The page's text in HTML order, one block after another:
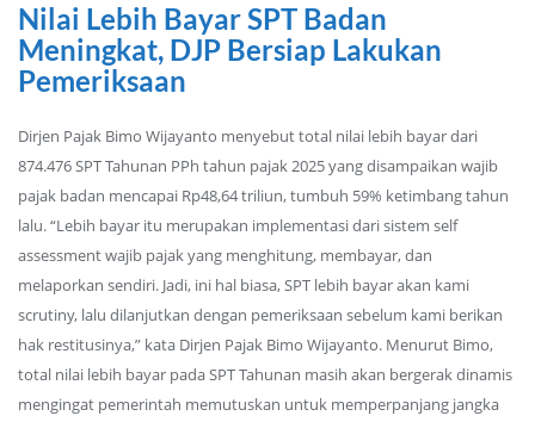
Nilai Lebih Bayar SPT Badan
Meningkat, DJP Bersiap Lakukan
Pemeriksaan
Dirjen Pajak Bimo Wijayanto menyebut total nilai lebih bayar dari
874.476 SPT Tahunan PPh tahun pajak 2025 yang disampaikan wajib
pajak badan mencapai Rp48,64 triliun, tumbuh 59% ketimbang tahun
lalu. “Lebih bayar itu merupakan implementasi dari sistem self
assessment wajib pajak yang menghitung, membayar, dan
melaporkan sendiri. Jadi, ini hal biasa, SPT lebih bayar akan kami
scrutiny, lalu dilanjutkan dengan pemeriksaan sebelum kami berikan
hak restitusinya,” kata Dirjen Pajak Bimo Wijayanto. Menurut Bimo,
total nilai lebih bayar pada SPT Tahunan masih akan bergerak dinamis
mengingat pemerintah memutuskan untuk memperpanjang jangka